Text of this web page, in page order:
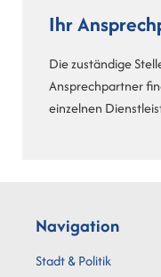
Ihr
Die zuständige
Ansprechpartner
einzelnen
Navigation
Stadt & Politik